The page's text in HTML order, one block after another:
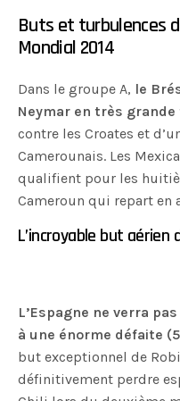
Buts et turbulences
Mondial 2014
Dans le groupe A, le
Neymar en très grande
contre les Croates et
Camerounais. Les
qualifient pour les
Cameroun qui repart en
L’incroyable but aérien
L’Espagne ne verra
à une énorme défaite
but exceptionnel de
définitivement perdre